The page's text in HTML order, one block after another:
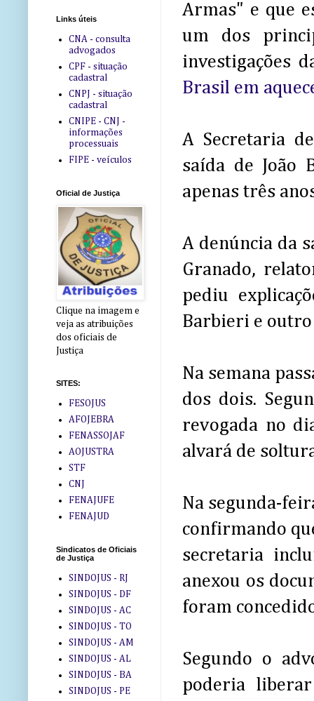
Armas" e que
um dos
investigações
Brasil em
A Secretaria
saída de João
apenas três
A denúncia da
Granado,
pediu
Barbieri e outro
Na semana
dos dois.
revogada no
alvará de
Na segunda-
confirmando
secretaria
anexou os
foram
Segundo o
poderia
Links úteis
CNA - consulta
advogados
CPF - situação
cadastral
CNPJ - situação
cadastral
CNIPE - CNJ -
informações
processuais
FIPE - veículos
Oficial de Justiça
Clique na imagem e
veja as atribuições
dos oficiais de
Justiça
SITES:
FESOJUS
AFOJEBRA
FENASSOJAF
AOJUSTRA
STF
CNJ
FENAJUFE
FENAJUD
Sindicatos de Oficiais
de Justiça
SINDOJUS - RJ
SINDOJUS - DF
SINDOJUS - AC
SINDOJUS - TO
SINDOJUS - AM
SINDOJUS - AL
SINDOJUS - BA
SINDOJUS - PE